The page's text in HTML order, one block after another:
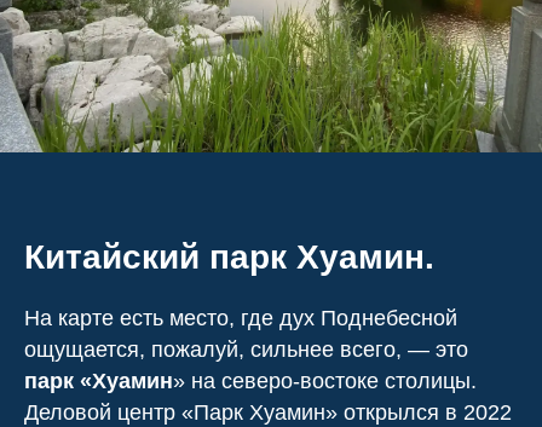
Китайский парк Хуамин.
На карте есть место, где дух Поднебесной
ощущается, пожалуй, сильнее всего, — это
парк «Хуамин» на северо-востоке столицы.
Деловой центр «Парк Хуамин» открылся в 2022